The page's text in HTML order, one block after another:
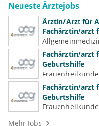
Neueste Ärztejobs
Ärztin/Arzt für
Fachärztin/arzt
Fachärztin/arzt
Geburtshilfe
Fachärztin/arzt
Geburtshilfe
Mehr Jobs